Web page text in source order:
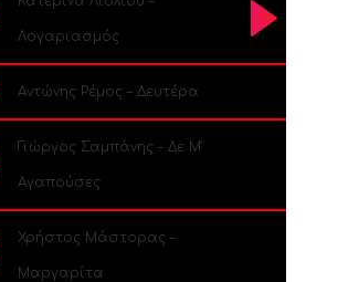
Λογαριασμός
Αντώνης Ρέμος – Δευτέρα
Γιώργος Σαμπάνης – Δε Μ’
Αγαπούσες
Χρήστος Μάστορας –
Μαργαρίτα